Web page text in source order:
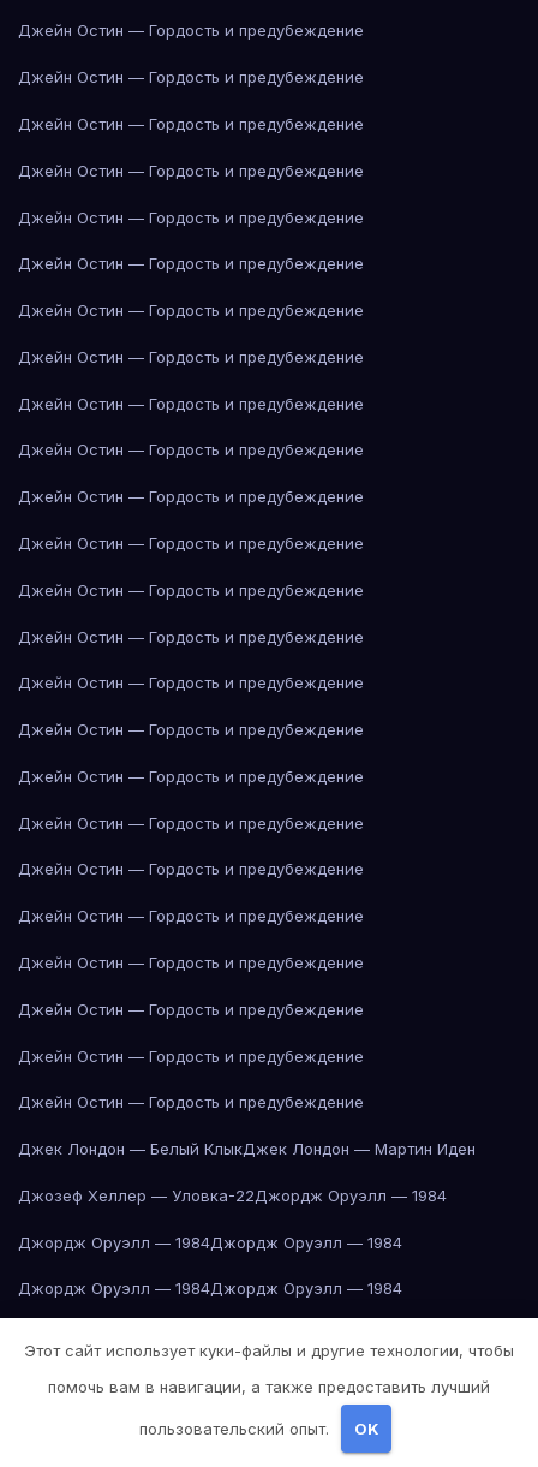
Джейн Остин — Гордость и предубеждение
Джейн Остин — Гордость и предубеждение
Джейн Остин — Гордость и предубеждение
Джейн Остин — Гордость и предубеждение
Джейн Остин — Гордость и предубеждение
Джейн Остин — Гордость и предубеждение
Джейн Остин — Гордость и предубеждение
Джейн Остин — Гордость и предубеждение
Джейн Остин — Гордость и предубеждение
Джейн Остин — Гордость и предубеждение
Джейн Остин — Гордость и предубеждение
Джейн Остин — Гордость и предубеждение
Джейн Остин — Гордость и предубеждение
Джейн Остин — Гордость и предубеждение
Джейн Остин — Гордость и предубеждение
Джейн Остин — Гордость и предубеждение
Джейн Остин — Гордость и предубеждение
Джейн Остин — Гордость и предубеждение
Джейн Остин — Гордость и предубеждение
Джейн Остин — Гордость и предубеждение
Джейн Остин — Гордость и предубеждение
Джейн Остин — Гордость и предубеждение
Джейн Остин — Гордость и предубеждение
Джейн Остин — Гордость и предубеждение
Джек Лондон — Белый КлыкДжек Лондон — Мартин Иден
Джозеф Хеллер — Уловка-22Джордж Оруэлл — 1984
Джордж Оруэлл — 1984Джордж Оруэлл — 1984
Джордж Оруэлл — 1984Джордж Оруэлл — 1984
Джордж Оруэлл — 1984Джордж Оруэлл — 1984
Джордж Оруэлл — 1984Джордж Оруэлл — 1984
Этот сайт использует куки-файлы и другие технологии, чтобы
помочь вам в навигации, а также предоставить лучший
пользовательский опыт. OK